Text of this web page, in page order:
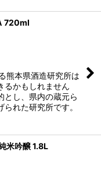
720ml
熊本県酒造研究所は
るかもしれません
とし、県内の蔵元ら
れた研究所です。
米吟醸 1.8L